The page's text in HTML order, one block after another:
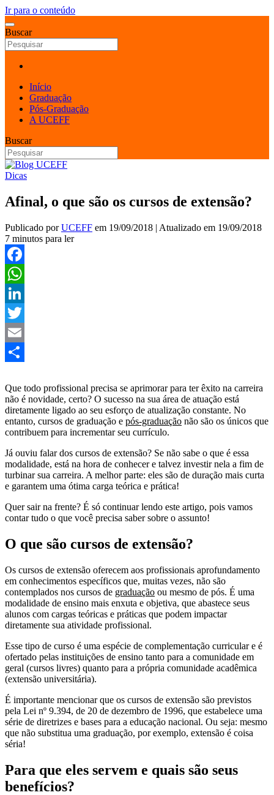
Ir para o conteúdo
Buscar
Início
Graduação
Pós-Graduação
A UCEFF
Buscar
Dicas
Afinal, o que são os cursos de extensão?
Publicado porUCEFF em 19/09/2018 | Atualizado em 19/09/2018
7 minutos para ler
Facebook
WhatsApp
LinkedIn
Twitter
Email
Que todo profissional precisa se aprimorar para ter êxito na carreira
não é novidade, certo? O sucesso na sua área de atuação está
diretamente ligado ao seu esforço de atualização constante. No
entanto, cursos de graduação e pós-graduação não são os únicos que
contribuem para incrementar seu currículo.
Já ouviu falar dos cursos de extensão? Se não sabe o que é essa
modalidade, está na hora de conhecer e talvez investir nela a fim de
turbinar sua carreira. A melhor parte: eles são de duração mais curta
e garantem uma ótima carga teórica e prática!
Quer sair na frente? É só continuar lendo este artigo, pois vamos
contar tudo o que você precisa saber sobre o assunto!
O que são cursos de extensão?
Os cursos de extensão oferecem aos profissionais aprofundamento
em conhecimentos específicos que, muitas vezes, não são
contemplados nos cursos de graduação ou mesmo de pós. É uma
modalidade de ensino mais enxuta e objetiva, que abastece seus
alunos com cargas teóricas e práticas que podem impactar
diretamente sua atividade profissional.
Esse tipo de curso é uma espécie de complementação curricular e é
ofertado pelas instituições de ensino tanto para a comunidade em
geral (cursos livres) quanto para a própria comunidade acadêmica
(extensão universitária).
É importante mencionar que os cursos de extensão são previstos
pela Lei nº 9.394, de 20 de dezembro de 1996, que estabelece uma
série de diretrizes e bases para a educação nacional. Ou seja: mesmo
que não substitua uma graduação, por exemplo, extensão é coisa
séria!
Para que eles servem e quais são seus
benefícios?